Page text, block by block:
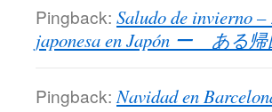
Pingback: Saludo de invierno
japonesa en Japón ー ある
Pingback: Navidad en